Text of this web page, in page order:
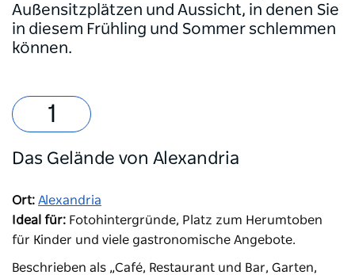
Außensitzplätzen und Aussicht, in denen Sie
in diesem Frühling und Sommer schlemmen
können.
Das Gelände von Alexandria
Ort: Alexandria
Ideal für: Fotohintergründe, Platz zum Herumtoben
für Kinder und viele gastronomische Angebote.
Beschrieben als „Café, Restaurant und Bar, Garten,